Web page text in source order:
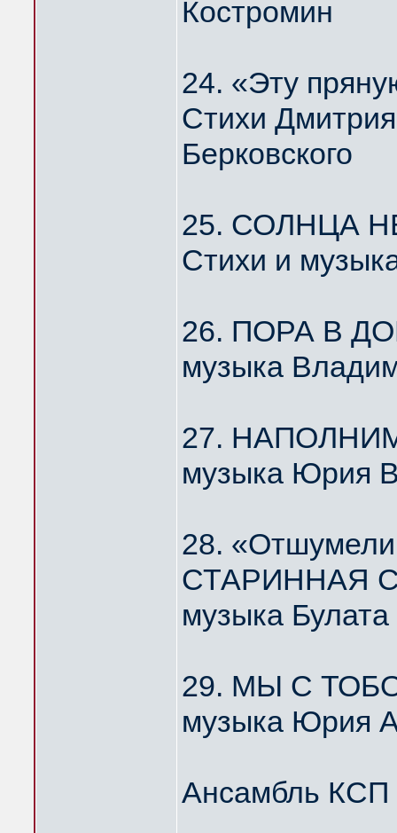
Костромин
24. «Эту
Стихи
Берковского
25. СОЛНЦА
Стихи и
26. ПОРА В
музыка
27.
музыка Юрия
28.
СТАРИННАЯ
музыка
29. МЫ С
музыка Юрия
Ансамбль